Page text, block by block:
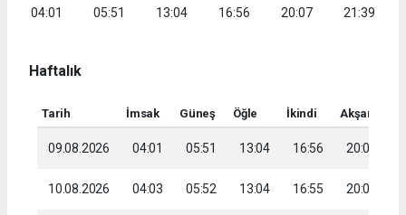
04:01
05:51
13:04
16:56
20:07
21:39
Haftalık
Tarih İmsak Güneş Öğle İkindi Akşam
09.08.2026 04:01 05:51 13:04 16:56 20:07
10.08.2026 04:03 05:52 13:04 16:55 20:06